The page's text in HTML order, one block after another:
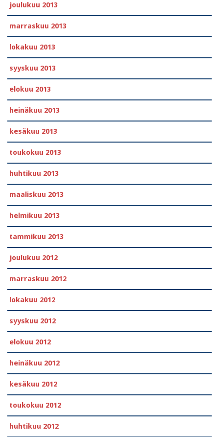
joulukuu 2013
marraskuu 2013
lokakuu 2013
syyskuu 2013
elokuu 2013
heinäkuu 2013
kesäkuu 2013
toukokuu 2013
huhtikuu 2013
maaliskuu 2013
helmikuu 2013
tammikuu 2013
joulukuu 2012
marraskuu 2012
lokakuu 2012
syyskuu 2012
elokuu 2012
heinäkuu 2012
kesäkuu 2012
toukokuu 2012
huhtikuu 2012